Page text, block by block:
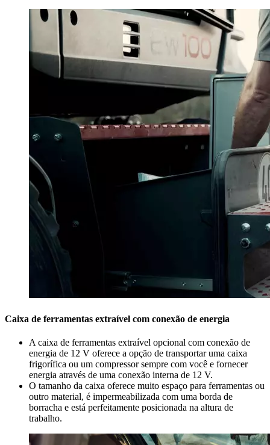
Caixa de ferramentas extraível com conexão de energia
A caixa de ferramentas extraível opcional com conexão de
energia de 12 V oferece a opção de transportar uma caixa
frigorífica ou um compressor sempre com você e fornecer
energia através de uma conexão interna de 12 V.
O tamanho da caixa oferece muito espaço para ferramentas ou
outro material, é impermeabilizada com uma borda de
borracha e está perfeitamente posicionada na altura de
trabalho.